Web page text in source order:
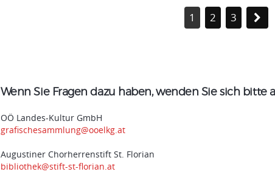
1 2 3
Wenn Sie Fragen dazu haben, wenden Sie sich bitte
OÖ Landes-Kultur GmbH
grafischesammlung@ooelkg.at
Augustiner Chorherrenstift St. Florian
bibliothek@stift-st-florian.at